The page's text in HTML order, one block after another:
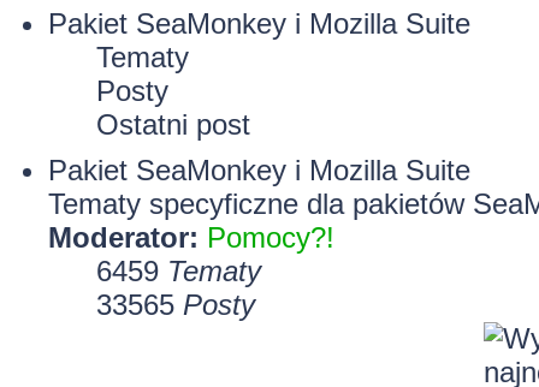
Pakiet SeaMonkey i Mozilla Suite
Tematy
Posty
Ostatni post
Pakiet SeaMonkey i Mozilla Suite
Tematy specyficzne dla pakietów
Moderator: Pomocy?!
6459 Tematy
33565 Posty